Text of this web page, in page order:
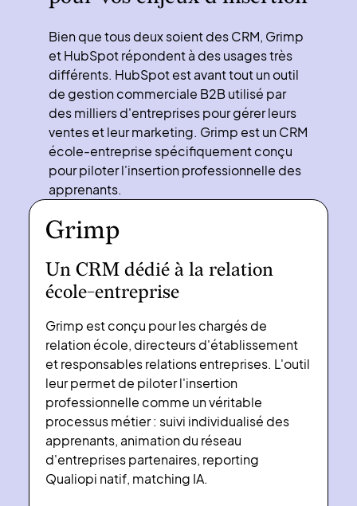
Bien que tous deux soient des CRM, Grimp
et HubSpot répondent à des usages très
différents. HubSpot est avant tout un outil
de gestion commerciale B2B utilisé par
des milliers d'entreprises pour gérer leurs
ventes et leur marketing. Grimp est un CRM
école-entreprise spécifiquement conçu
pour piloter l'insertion professionnelle des
apprenants.
Grimp
Un CRM dédié à la relation
école-entreprise
Grimp est conçu pour les chargés de
relation école, directeurs d'établissement
et responsables relations entreprises. L'outil
leur permet de piloter l'insertion
professionnelle comme un véritable
processus métier : suivi individualisé des
apprenants, animation du réseau
d'entreprises partenaires, reporting
Qualiopi natif, matching IA.